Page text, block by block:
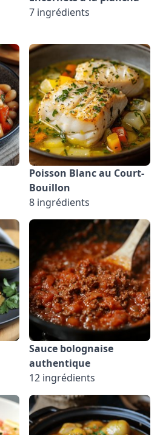
7 ingrédients
Poisson Blanc au Court-
Bouillon
8 ingrédients
Sauce bolognaise
authentique
12 ingrédients